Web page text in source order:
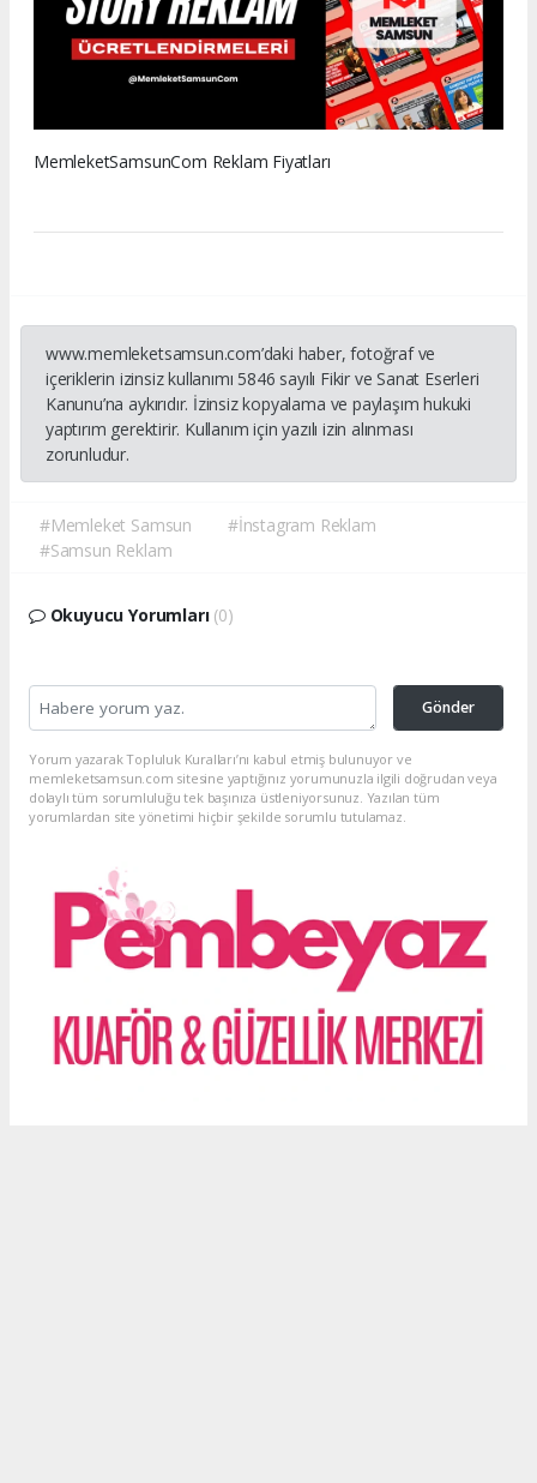
MemleketSamsunCom Reklam Fiyatları
www.memleketsamsun.com’daki haber, fotoğraf ve
içeriklerin izinsiz kullanımı 5846 sayılı Fikir ve Sanat Eserleri
Kanunu’na aykırıdır. İzinsiz kopyalama ve paylaşım hukuki
yaptırım gerektirir. Kullanım için yazılı izin alınması
zorunludur.
#Memleket Samsun
#İnstagram Reklam
#Samsun Reklam
Okuyucu Yorumları (0)
Gönder
Yorum yazarak Topluluk Kuralları’nı kabul etmiş bulunuyor ve
memleketsamsun.com sitesine yaptığınız yorumunuzla ilgili doğrudan veya
dolaylı tüm sorumluluğu tek başınıza üstleniyorsunuz. Yazılan tüm
yorumlardan site yönetimi hiçbir şekilde sorumlu tutulamaz.